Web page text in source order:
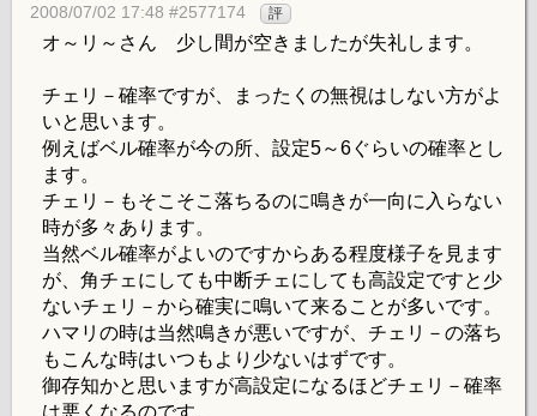
2008/07/02 17:48 #2577174 評
オ～リ～さん 少し間が空きましたが失礼します。
チェリ－確率ですが、まったくの無視はしない方がよ
いと思います。
例えばベル確率が今の所、設定5～6ぐらいの確率とし
ます。
チェリ－もそこそこ落ちるのに鳴きが一向に入らない
時が多々あります。
当然ベル確率がよいのですからある程度様子を見ます
が、角チェにしても中断チェにしても高設定ですと少
ないチェリ－から確実に鳴いて来ることが多いです。
ハマリの時は当然鳴きが悪いですが、チェリ－の落ち
もこんな時はいつもより少ないはずです。
御存知かと思いますが高設定になるほどチェリ－確率
は悪くなるのです。